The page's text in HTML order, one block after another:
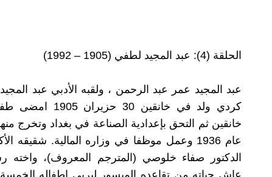
الحلقة (4): عبد المجيد لطفي (1905 – 1992)
عبد المجيد عمر عبد الرحمن ، ولقبه الأدبي عبد
كردي ولد في
عام 1936 وعمل موظفا في وزاره المالية. شقيقه
الدكتور صفاء خلوصي (المترجم المعروف)، واخته
عاش حياته من تقاعده الميسور ليربي اطفاله الخمسة.